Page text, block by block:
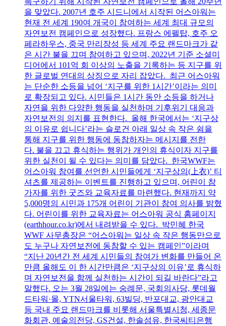
을 맞았다. 2007년 호주 시드니에서 시작된 어스아워는
현재 전 세계 190여 개국이 참여하는 세계 최대 규모의
자연보전 캠페인으로 성장했다. 프랑스 에펠탑, 호주 오
페라하우스, 중국 만리장성 등 세계 주요 랜드마크가 같
은 시간 불을 끄며 참여하고 있으며, 2022년 기준 소셜미
디어에서 101억 회 이상의 노출을 기록하는 등 지구를 위
한 글로벌 연대의 상징으로 자리 잡았다. 최근 어스아워
는 단순한 소등을 넘어 ‘지구를 위한 1시간’이라는 의미
로 확장되고 있다. 시민들은 1시간 동안 소등을 하거나
자연을 위한 다양한 행동을 실천하며 기후위기 대응과
자연보전의 의지를 표현한다. 올해 한국에서는 ‘지구상
의 이유로 쉽니다’라는 슬로건 아래 일상 속 작은 쉼을
통해 지구를 위한 행동에 동참하자는 메시지를 전한
다. 불을 끄고 휴식하는 행위가 개인의 휴식이자 지구를
위한 실천이 될 수 있다는 의미를 담았다. 한국WWF는
어스아워 참여를 선언한 시민들에게 ‘지구상의(上衣)’ 티
셔츠를 제공하는 이벤트를 진행하고 있으며, 어린이 참
가자를 위한 굿즈와 교육자료를 마련했다. 현재까지 약
5,000명의 시민과 175개 어린이 기관이 참여 의사를 밝혔
다. 어린이를 위한 교육자료는 어스아워 공식 홈페이지
(earthhour.co.kr)에서 내려받을 수 있다. 박민혜 한국
WWF 사무총장은 “어스아워는 일상 속 작은 행동만으로
도 누구나 자연보전에 동참할 수 있는 캠페인”이라며
“지난 20년간 전 세계 시민들의 참여가 변화를 만들어 온
만큼 올해도 이 한 시간만큼은 ‘지구상의 이유’로 휴식하
며 자연보전을 함께 실천하는 시간이 되길 바란다”라고
말했다. 오는 3월 28일에는 숭례문, 국회의사당, 롯데월
드타워·몰, YTN서울타워, 63빌딩, 반포대교, 광안대교
등 국내 주요 랜드마크를 비롯해 서울특별시청, 세종문
화회관, 예술의전당, GS건설, 한솔섬유, 한국씨티은행